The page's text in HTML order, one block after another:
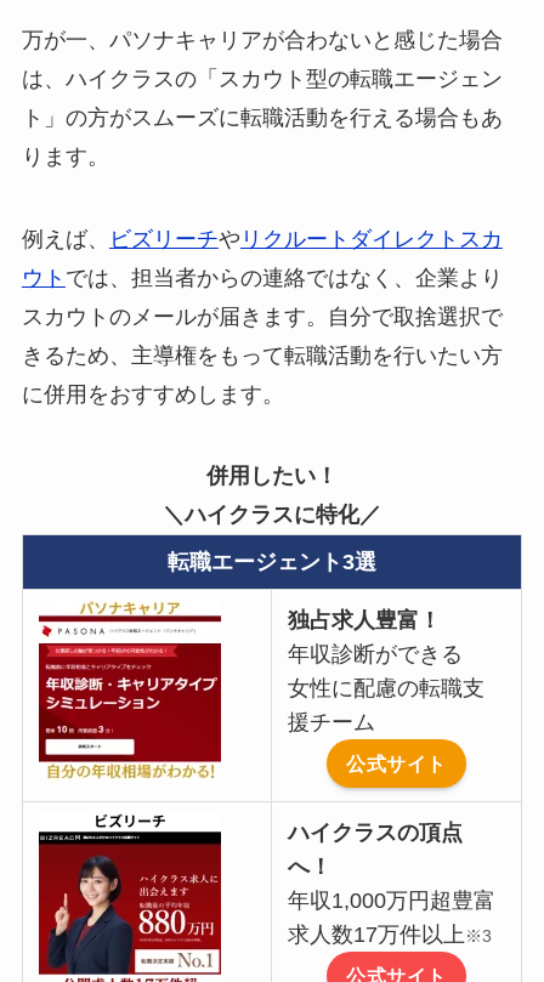
万が一、パソナキャリアが合わないと感じた場合
は、ハイクラスの「スカウト型の転職エージェン
ト」の方がスムーズに転職活動を行える場合もあ
ります。
例えば、 ビズリーチや リクルートダイレクトスカ
ウト では、担当者からの連絡ではなく、企業より
スカウトのメールが届きます。自分で取捨選択で
きるため、主導権をもって転職活動を行いたい方
に併用をおすすめします。
併用したい！
＼ハイクラスに特化／
転職エージェント3選
独占求人豊富！
年収診断ができる
女性に配慮の転職支
援チーム
公式サイト
ハイクラスの頂点
へ！
年収1,000万円超豊富
求人数17万件以上※3
公式サイト